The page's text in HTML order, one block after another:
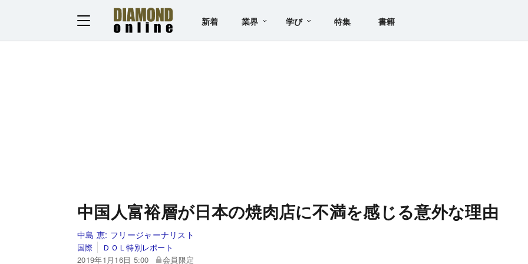
新着 業界 学び 特集 書籍
中国人富裕層が日本の焼肉店に不満を感じる意外な理由
中島 恵: フリージャーナリスト
国際
ＤＯＬ特別レポート
2019年1月16日 5:00
会員限定